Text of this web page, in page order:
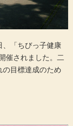
「ちびっ子健康
催されました。二
の目標達成のため